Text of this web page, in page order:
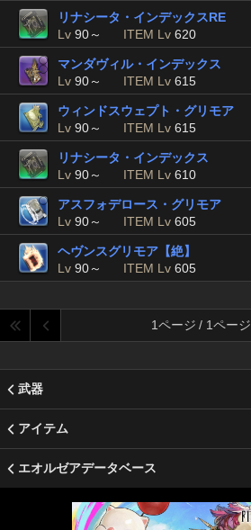
リナシータ・インデックスRE
Lv 90～ ITEM Lv 620
マンダヴィル・インデックス
Lv 90～ ITEM Lv 615
ウィンドスウェプト・グリモア
Lv 90～ ITEM Lv 615
リナシータ・インデックス
Lv 90～ ITEM Lv 610
アスフォデロース・グリモア
Lv 90～ ITEM Lv 605
ヘヴンスグリモア【絶】
Lv 90～ ITEM Lv 605
1ページ / 1ページ
武器
アイテム
エオルゼアデータベース